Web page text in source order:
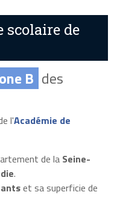
scolaire de
B des
l'Académie de
de la Seine-
.
et sa superficie de